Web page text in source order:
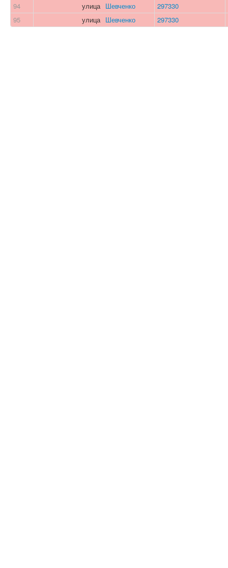
94 улица Шевченко
297330
95
улица Шевченко 297330